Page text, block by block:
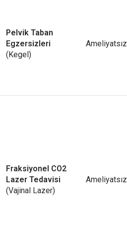
Pelvik Taban
Egzersizleri
(Kegel)
Ameliyatsız
Fraksiyonel CO2
Lazer Tedavisi
(Vajinal Lazer)
Ameliyatsız